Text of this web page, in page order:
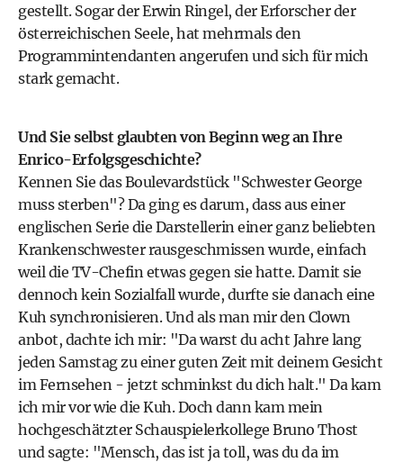
gestellt. Sogar der Erwin Ringel, der Erforscher der
österreichischen Seele, hat mehrmals den
Programmintendanten angerufen und sich für mich
stark gemacht.
Und Sie selbst glaubten von Beginn weg an Ihre
Enrico-Erfolgsgeschichte?
Kennen Sie das Boulevardstück "Schwester George
muss sterben"? Da ging es darum, dass aus einer
englischen Serie die Darstellerin einer ganz beliebten
Krankenschwester rausgeschmissen wurde, einfach
weil die TV-Chefin etwas gegen sie hatte. Damit sie
dennoch kein Sozialfall wurde, durfte sie danach eine
Kuh synchronisieren. Und als man mir den Clown
anbot, dachte ich mir: "Da warst du acht Jahre lang
jeden Samstag zu einer guten Zeit mit deinem Gesicht
im Fernsehen - jetzt schminkst du dich halt." Da kam
ich mir vor wie die Kuh. Doch dann kam mein
hochgeschätzter Schauspielerkollege Bruno Thost
und sagte: "Mensch, das ist ja toll, was du da im